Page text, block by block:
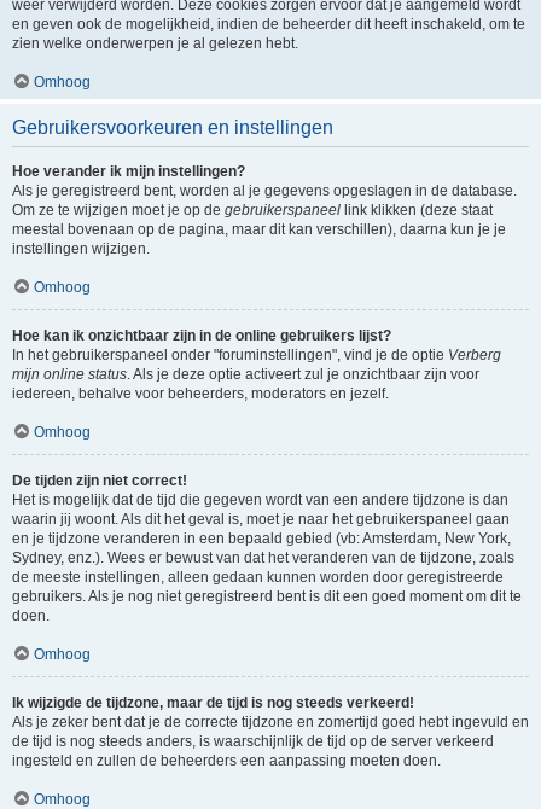
weer verwijderd worden. Deze cookies zorgen ervoor dat je aangemeld wordt
en geven ook de mogelijkheid, indien de beheerder dit heeft inschakeld, om te
zien welke onderwerpen je al gelezen hebt.
Omhoog
Gebruikersvoorkeuren en instellingen
Hoe verander ik mijn instellingen?
Als je geregistreerd bent, worden al je gegevens opgeslagen in de database.
Om ze te wijzigen moet je op de gebruikerspaneel link klikken (deze staat
meestal bovenaan op de pagina, maar dit kan verschillen), daarna kun je je
instellingen wijzigen.
Omhoog
Hoe kan ik onzichtbaar zijn in de online gebruikers lijst?
In het gebruikerspaneel onder "foruminstellingen", vind je de optie Verberg
mijn online status. Als je deze optie activeert zul je onzichtbaar zijn voor
iedereen, behalve voor beheerders, moderators en jezelf.
Omhoog
De tijden zijn niet correct!
Het is mogelijk dat de tijd die gegeven wordt van een andere tijdzone is dan
waarin jij woont. Als dit het geval is, moet je naar het gebruikerspaneel gaan
en je tijdzone veranderen in een bepaald gebied (vb: Amsterdam, New York,
Sydney, enz.). Wees er bewust van dat het veranderen van de tijdzone, zoals
de meeste instellingen, alleen gedaan kunnen worden door geregistreerde
gebruikers. Als je nog niet geregistreerd bent is dit een goed moment om dit te
doen.
Omhoog
Ik wijzigde de tijdzone, maar de tijd is nog steeds verkeerd!
Als je zeker bent dat je de correcte tijdzone en zomertijd goed hebt ingevuld en
de tijd is nog steeds anders, is waarschijnlijk de tijd op de server verkeerd
ingesteld en zullen de beheerders een aanpassing moeten doen.
Omhoog